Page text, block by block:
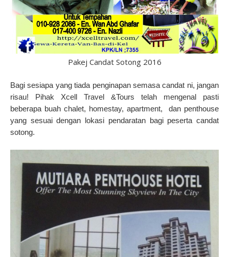
Pakej Candat Sotong 2016
Bagi sesiapa yang tiada penginapan semasa candat ni, jangan
risau! Pihak Xcell Travel &Tours telah mengenal pasti
beberapa buah chalet, homestay, apartment, dan penthouse
yang sesuai dengan lokasi pendaratan bagi peserta candat
sotong.